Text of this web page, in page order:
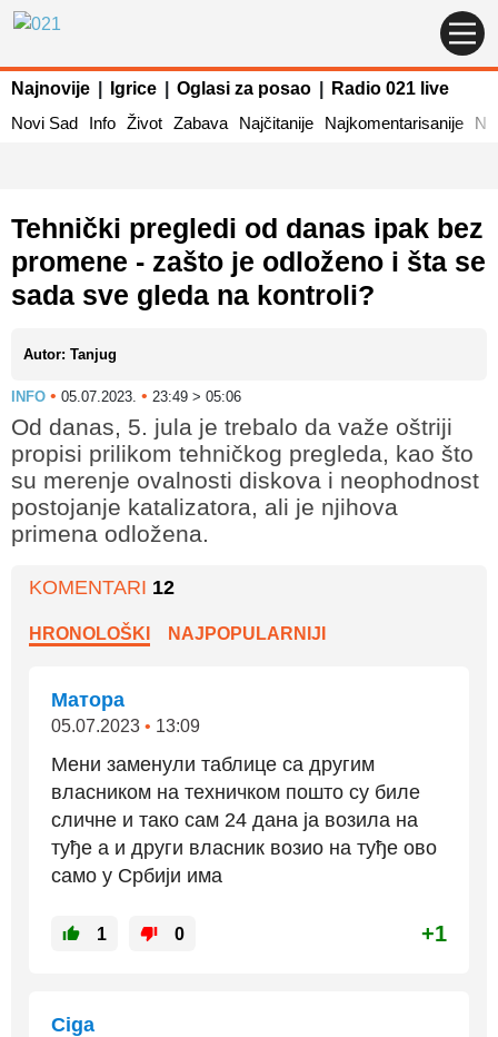
Najnovije Igrice Oglasi za posao
Radio 021 live
Novi Sad
Info Život Zabava Najčitanije Najkomentarisanije
Tehnički pregledi od danas ipak bez
promene - zašto je odloženo i šta se
sada sve gleda na kontroli?
Autor: Tanjug
INFO • 05.07.2023. • 23:49 > 05:06
Od danas, 5. jula je trebalo da važe oštriji
propisi prilikom tehničkog pregleda, kao što
su merenje ovalnosti diskova i neophodnost
postojanje katalizatora, ali je njihova
primena odložena.
KOMENTARI 12
HRONOLOŠKI NAJPOPULARNIJI
Матора
05.07.2023 • 13:09
Мени заменули таблице са другим
власником на техничком пошто су биле
сличне и тако сам 24 дана ја возила на
туђе а и други власник возио на туђе ово
само у Србији има
1 0 +1
Ciga